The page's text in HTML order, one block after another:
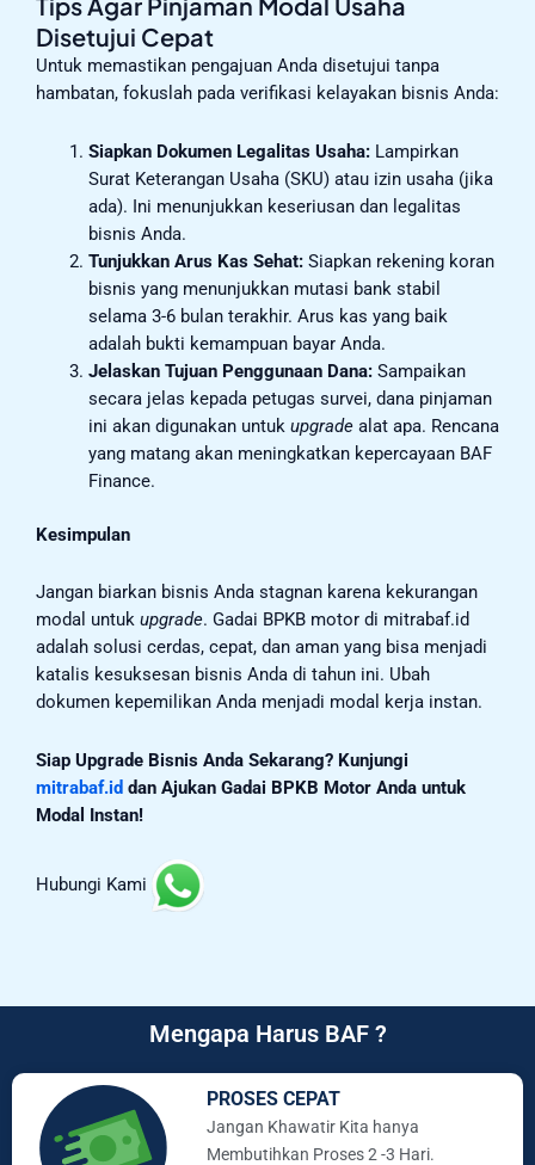
Disetujui Cepat
Untuk memastikan pengajuan Anda disetujui tanpa
hambatan, fokuslah pada verifikasi kelayakan bisnis Anda:
Siapkan Dokumen Legalitas Usaha:Lampirkan
Surat Keterangan Usaha (SKU) atau izin usaha (jika
ada). Ini menunjukkan keseriusan dan legalitas
bisnis Anda.
Tunjukkan Arus Kas Sehat:Siapkan rekening koran
bisnis yang menunjukkan mutasi bank stabil
selama 3-6 bulan terakhir. Arus kas yang baik
adalah bukti kemampuan bayar Anda.
Jelaskan Tujuan Penggunaan Dana:Sampaikan
secara jelas kepada petugas survei, dana pinjaman
ini akan digunakan untuk upgradealat apa. Rencana
yang matang akan meningkatkan kepercayaan BAF
Finance.
Kesimpulan
Jangan biarkan bisnis Anda stagnan karena kekurangan
modal untuk upgrade. Gadai BPKB motor di mitrabaf.id
adalah solusi cerdas, cepat, dan aman yang bisa menjadi
katalis kesuksesan bisnis Anda di tahun ini. Ubah
dokumen kepemilikan Anda menjadi modal kerja instan.
Siap Upgrade Bisnis Anda Sekarang? Kunjungi
mitrabaf.id dan Ajukan Gadai BPKB Motor Anda untuk
Modal Instan!
Hubungi Kami
Mengapa Harus BAF ?
PROSES CEPAT
Jangan Khawatir Kita hanya
Membutihkan Proses 2 -3 Hari.